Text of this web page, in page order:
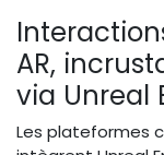
AR,
via Unreal
Les plateformes